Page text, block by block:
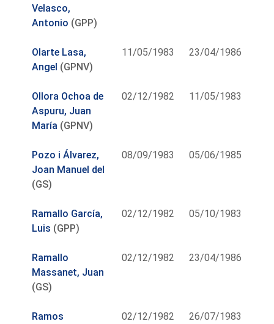
Velasco,
Antonio (GPP)
Olarte Lasa,
Angel (GPNV)
11/05/1983 23/04/1986
Ollora Ochoa de
Aspuru, Juan
María (GPNV)
02/12/1982 11/05/1983
Pozo i Álvarez,
Joan Manuel del
(GS)
08/09/1983 05/06/1985
Ramallo García,
Luis (GPP)
02/12/1982 05/10/1983
Ramallo
Massanet, Juan
(GS)
02/12/1982 23/04/1986
Ramos
02/12/1982 26/07/1983